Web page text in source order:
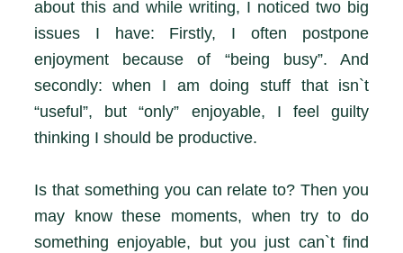
about this and while writing, I noticed two big
issues I have: Firstly, I often postpone
enjoyment because of “being busy”. And
secondly: when I am doing stuff that isn`t
“useful”, but “only” enjoyable, I feel guilty
thinking I should be productive.
Is that something you can relate to? Then you
may know these moments, when try to do
something enjoyable, but you just can`t find